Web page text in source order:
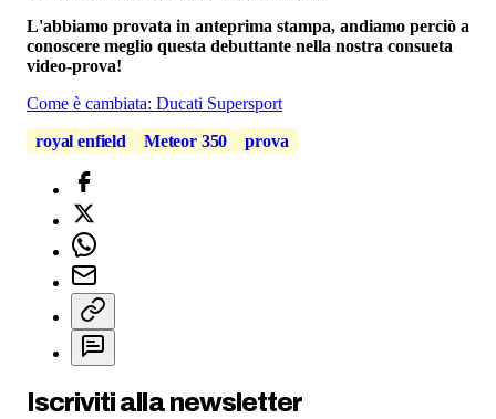
L'abbiamo provata in anteprima stampa, andiamo perciò a
conoscere meglio questa debuttante nella nostra consueta
video-prova!
Come è cambiata: Ducati Supersport
royal enfield
Meteor 350 prova
Iscriviti alla newsletter